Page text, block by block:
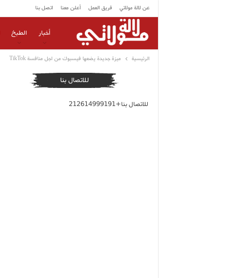
عن لالة مولاتي فريق العمل أعلن معنا اتصل بنا
أخبار الطبخ
الرئيسية ميزة جديدة يضعها فيسبوك من اجل منافسة TikTok
للاتصال بنا
للاتصال بنا+212614999191